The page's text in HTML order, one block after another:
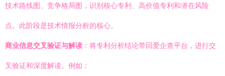
技术路线图、竞争格局图，识别核心专利、高价值专利和潜在风险
点。此阶段是技术情报分析的核心。
商业信息交叉验证与解读 ：将专利分析结论带回爱企查平台，进行交
叉验证和深度解读。例如：